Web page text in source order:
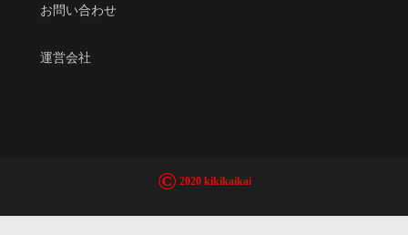
お問い合わせ
運営会社
© 2020 kikikaikai